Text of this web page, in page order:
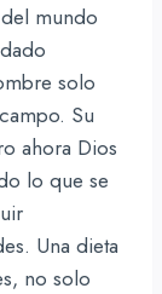
mundo
solo
Su
ahora Dios
lo que se
Una dieta
no solo